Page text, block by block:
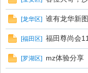
[龙华区] 谁有龙华新
[福田区] 福田尊尚会
[罗湖区] mz体验分享